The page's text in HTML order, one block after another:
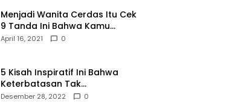
Menjadi Wanita Cerdas Itu Cek
9 Tanda Ini Bahwa Kamu
Memang Wanita Cerdas
April 16, 2021 0
5 Kisah Inspiratif Ini Bahwa
Keterbatasan Tak
Menghalangi Segalanya
Desember 28, 2022 0